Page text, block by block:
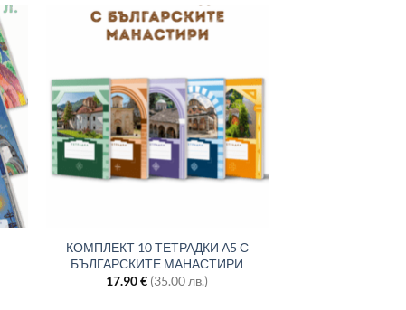
КОМПЛЕКТ 10 ТЕТРАДКИ А5 С
БЪЛГАРСКИТЕ МАНАСТИРИ
17.90€ (35.00 лв.)